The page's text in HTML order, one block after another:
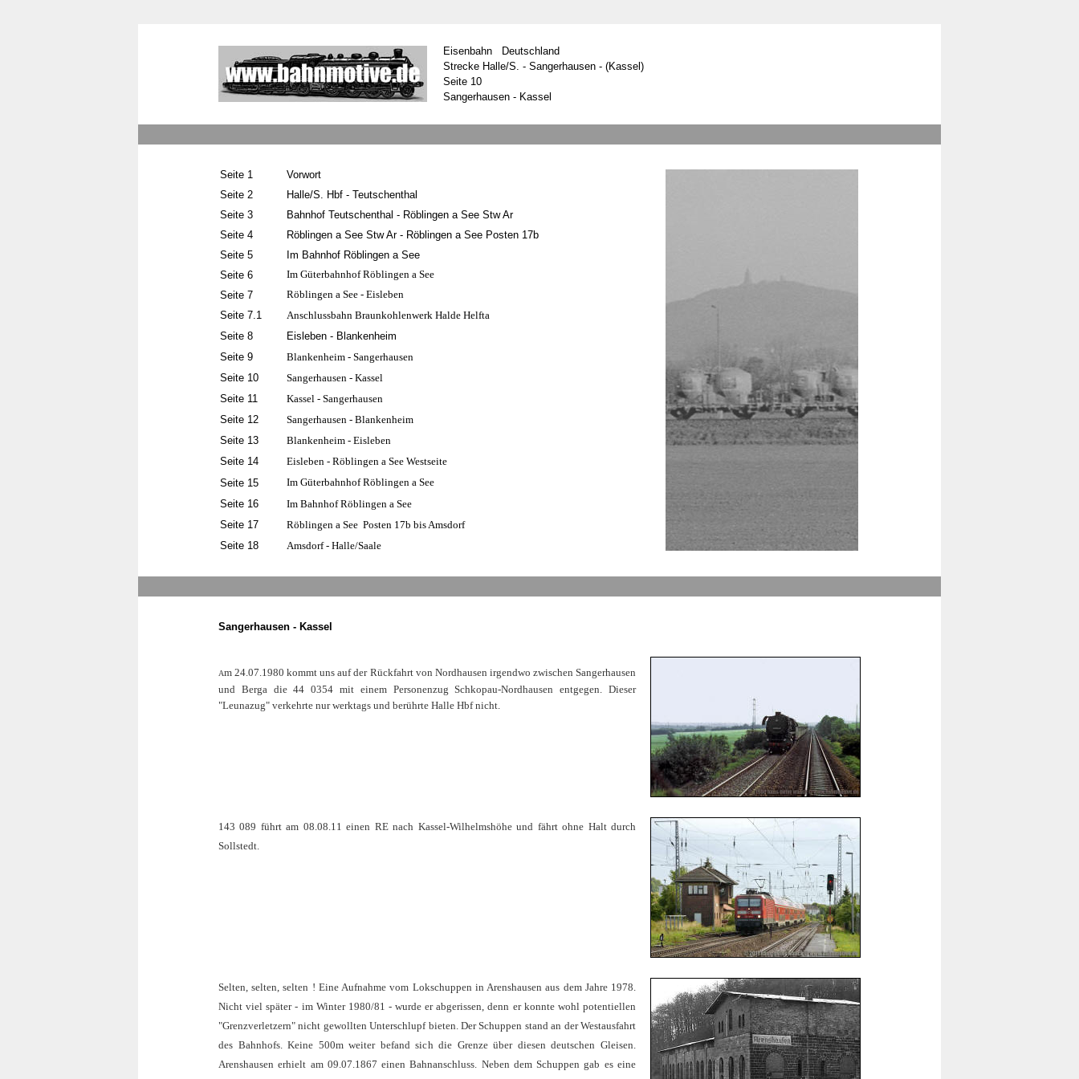
Eisenbahn Deutschland
Strecke Halle/S. - Sangerhausen - (Kassel)
Seite 10
Sangerhausen - Kassel
Seite 1
Vorwort
Seite 2
Halle/S. Hbf - Teutschenthal
Seite 3
Bahnhof Teutschenthal - Röblingen a See Stw Ar
Seite 4
Röblingen a See Stw Ar - Röblingen a See Posten 17b
Seite 5
Im Bahnhof Röblingen a See
Seite 6
Im Güterbahnhof Röblingen a See
Seite 7
Röblingen a See - Eisleben
Seite 7.1
Anschlussbahn Braunkohlenwerk Halde Helfta
Seite 8
Eisleben - Blankenheim
Seite 9
Blankenheim - Sangerhausen
Seite 10
Sangerhausen - Kassel
Seite 11
Kassel - Sangerhausen
Seite 12
Sangerhausen - Blankenheim
Seite 13
Blankenheim - Eisleben
Seite 14
Eisleben - Röblingen a See Westseite
Seite 15
Im Güterbahnhof Röblingen a See
Seite 16
Im Bahnhof Röblingen a See
Seite 17
Röblingen a See Posten 17b bis Amsdorf
Seite 18
Amsdorf - Halle/Saale
Sangerhausen - Kassel
Am 24.07.1980 kommt uns auf der Rückfahrt von Nordhausen irgendwo zwischen Sangerhausen
und Berga die 44 0354 mit einem Personenzug Schkopau-Nordhausen entgegen. Dieser
"Leunazug" verkehrte nur werktags und berührte Halle Hbf nicht.
143 089 führt am 08.08.11 einen RE nach Kassel-Wilhelmshöhe und fährt ohne Halt durch
Sollstedt.
Selten, selten, selten ! Eine Aufnahme vom Lokschuppen in Arenshausen aus dem Jahre 1978.
Nicht viel später - im Winter 1980/81 - wurde er abgerissen, denn er konnte wohl potentiellen
"Grenzverletzern" nicht gewollten Unterschlupf bieten. Der Schuppen stand an der Westausfahrt
des Bahnhofs. Keine 500m weiter befand sich die Grenze über diesen deutschen Gleisen.
Arenshausen erhielt am 09.07.1867 einen Bahnanschluss. Neben dem Schuppen gab es eine